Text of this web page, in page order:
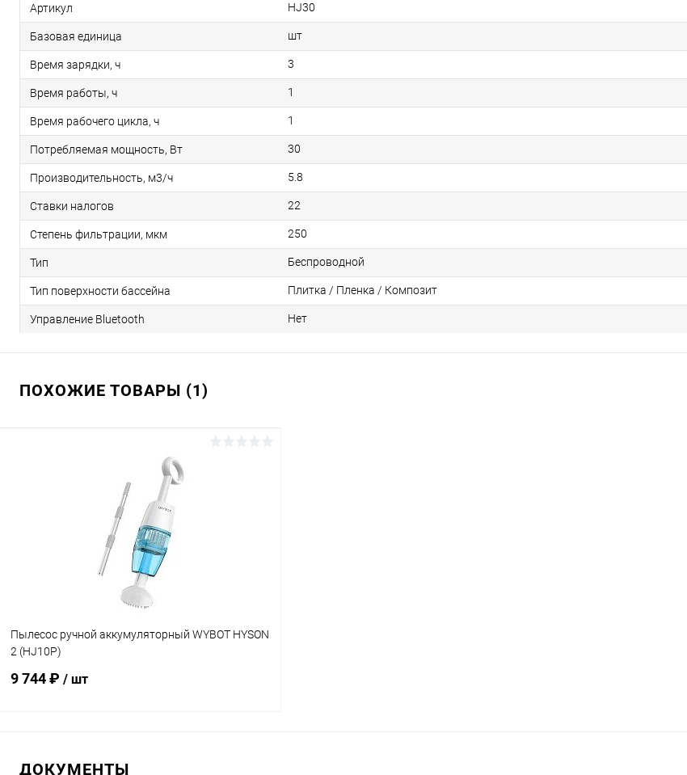
Артикул HJ30
Базовая единица шт
Время зарядки, ч 3
Время работы, ч 1
Время рабочего цикла, ч 1
Потребляемая мощность, Вт 30
Производительность, м3/ч 5.8
Ставки налогов 22
Степень фильтрации, мкм 250
Тип Беспроводной
Тип поверхности бассейна Плитка / Пленка / Композит
Управление Bluetooth Нет
ПОХОЖИЕ ТОВАРЫ (1)
Пылесос ручной аккумуляторный WYBOT HYSON
2 (HJ10P)
9 744 ₽ / шт
ДОКУМЕНТЫ